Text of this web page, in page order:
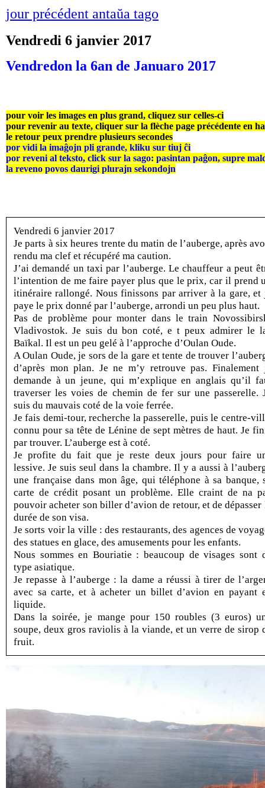
jour précédent antaŭa tago
Vendredi 6 janvier 2017
Vendredon la 6an de Januaro 2017
pour voir les images en plus grand, cliquez sur celles-ci
pour revenir au texte, cliquer sur la flèche page précédente en
le retour peux prendre plusieurs secondes
por vidi la imaĝojn pli grande, kliku sur tiuj ĉi
por reveni al teksto, click sur la sago: pasintan paĝon, supre
la reveno povos daurigi plurajn sekondojn
Vendredi 6 janvier 2017
Je parts à six heures trente du matin de l’auberge, après
rendu ma clef et récupéré ma caution.
J’ai demandé un taxi par l’auberge. Le chauffeur a peut
l’intention de me faire payer plus que le prix, car il prend
itinéraire rallongé. Nous finissons par arriver à la gare, et
paye le prix donné par l’auberge, arrondi un peu plus haut.
Pas de problème pour monter dans le train
Vladivostok. Je suis du bon coté, e t peux admirer le
Baïkal. Il est un peu gelé à l’approche d’Oulan Oude.
A Oulan Oude, je sors de la gare et tente de trouver
d’après mon plan. Je ne m’y retrouve pas. Finalement
demande à un jeune, qui m’explique en anglais qu’il
traverser les voies de chemin de fer sur une passerelle.
suis du mauvais coté de la voie ferrée.
Je fais demi-tour, recherche la passerelle, puis le centre-
connu pour sa tête de Lénine de sept mètres de haut. Je
par trouver. L’auberge est à coté.
Je profite du fait que je reste deux jours pour faire
lessive. Je suis seul dans la chambre. Il y a aussi à
une française dans mon âge, qui téléphone à sa banque,
carte de crédit posant un problème. Elle craint de na
pouvoir acheter son biller d’avion de retour, et de dépasser
durée de son visa.
Je sorts voir la ville : des restaurants, des agences de
des statues en glace, des amusements pour les enfants.
Nous sommes en Bouriatie : beaucoup de visages sont
type asiatique.
Je repasse à l’auberge : la dame a réussi à tirer de
avec sa carte, et à acheter un billet d’avion en payant
liquide.
Dans la soirée, je mange pour 150 roubles (3 euros)
soupe, deux gros raviolis à la viande, et un verre de sirop
fruit.